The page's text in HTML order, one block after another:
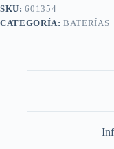
cantidad
SKU:601354
CATEGORÍA:BATERÍAS